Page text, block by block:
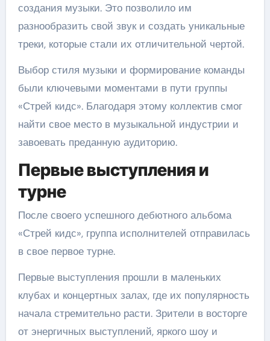
создания музыки. Это позволило им
разнообразить свой звук и создать уникальные
треки, которые стали их отличительной чертой.
Выбор стиля музыки и формирование команды
были ключевыми моментами в пути группы
«Стрей кидс». Благодаря этому коллектив смог
найти свое место в музыкальной индустрии и
завоевать преданную аудиторию.
Первые выступления и
турне
После своего успешного дебютного альбома
«Стрей кидс», группа исполнителей отправилась
в свое первое турне.
Первые выступления прошли в маленьких
клубах и концертных залах, где их популярность
начала стремительно расти. Зрители в восторге
от энергичных выступлений, яркого шоу и